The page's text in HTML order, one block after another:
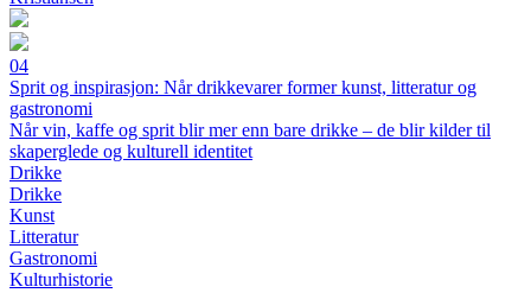
04
Sprit og inspirasjon: Når drikkevarer former kunst, litteratur og
gastronomi
Når vin, kaffe og sprit blir mer enn bare drikke – de blir kilder til
skaperglede og kulturell identitet
Drikke
Drikke
Kunst
Litteratur
Gastronomi
Kulturhistorie